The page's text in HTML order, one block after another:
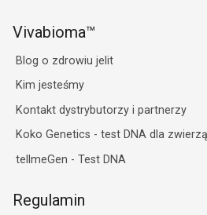
Vivabioma™
Blog o zdrowiu jelit
Kim jesteśmy
Kontakt dystrybutorzy i partnerzy
Koko Genetics - test DNA dla
tellmeGen - Test DNA
Regulamin